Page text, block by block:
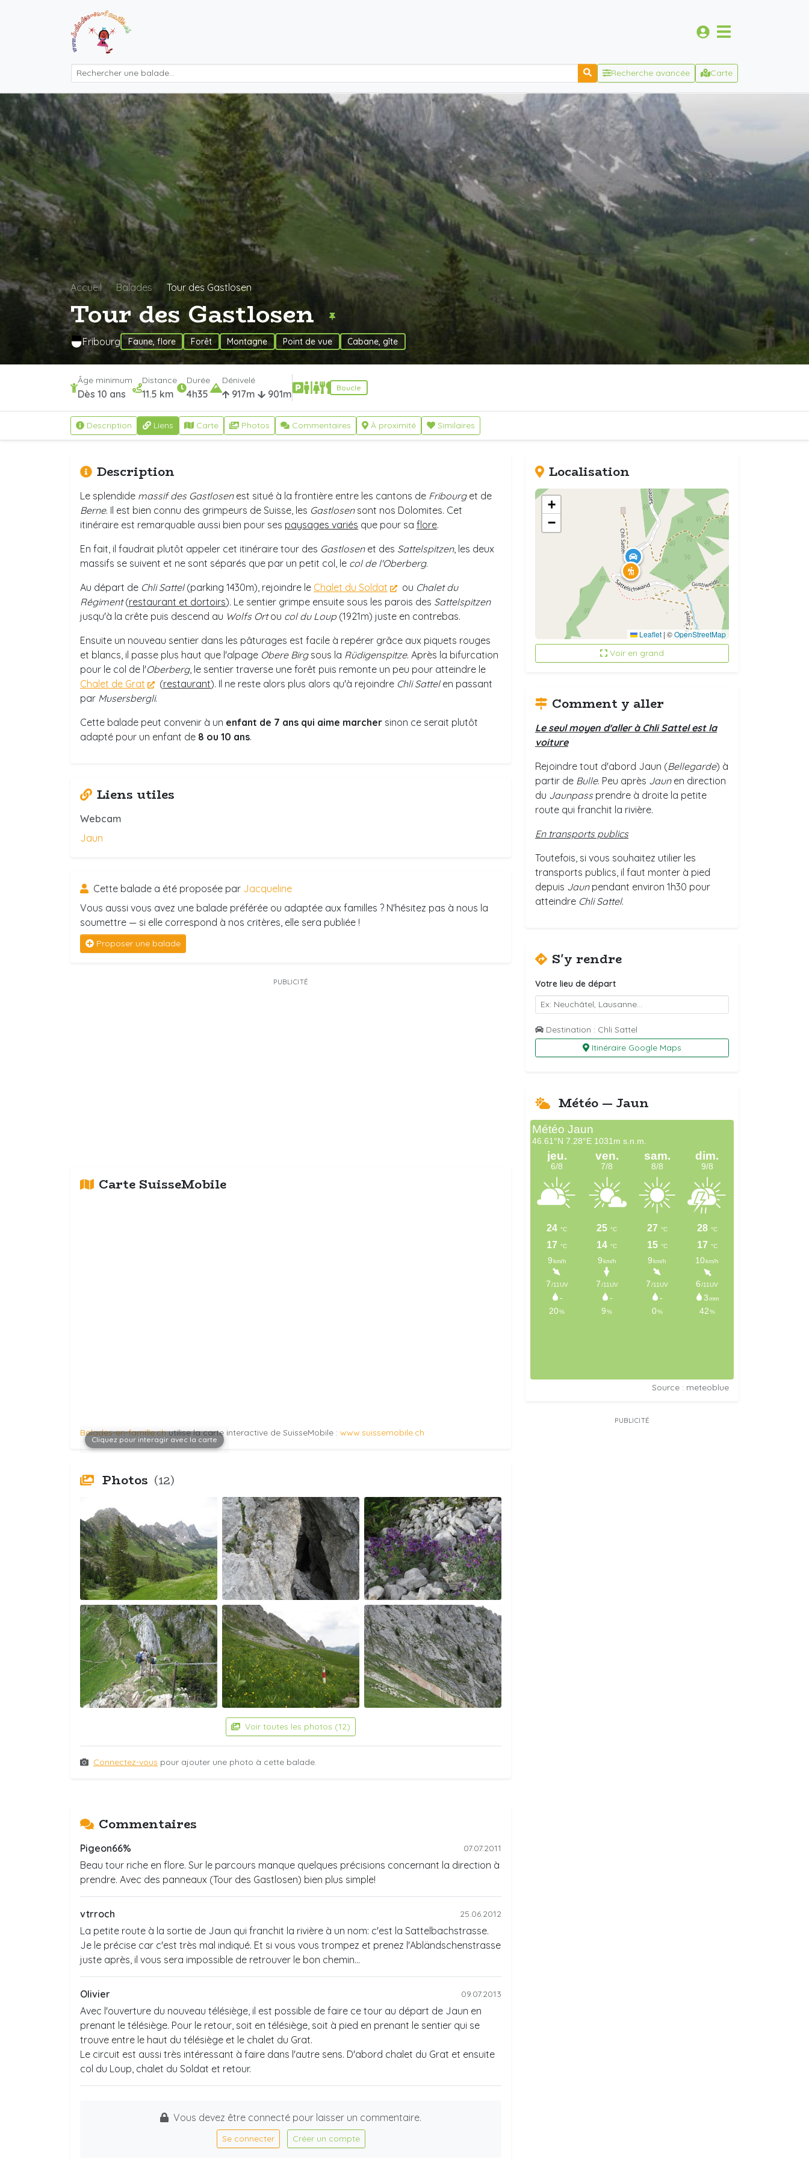
Recherche avancée Carte
Accueil Balades Tour des Gastlosen
Tour des Gastlosen
Fribourg Faune, flore Forêt Montagne Point de vue Cabane, gîte
Âge minimum
Dès 10 ans
Distance
11.5 km
Durée
4h35
Dénivelé
917m 901m
Boucle
Description Liens Carte Photos Commentaires À proximité Similaires
Description
Le splendide massif des Gastlosenest situé à la frontière entre les cantons de Fribourget de
Berne. Il est bien connu des grimpeurs de Suisse, les Gastlosensont nos Dolomites. Cet
itinéraire est remarquable aussi bien pour ses paysages variés que pour sa flore.
En fait, il faudrait plutôt appeler cet itinéraire tour des Gastlosenet des Sattelspitzen, les deux
massifs se suivent et ne sont séparés que par un petit col, le col de l'Oberberg.
Au départ de Chli Sattel(parking 1430m), rejoindre le Chalet du Soldat ou Chalet du
Régiment(restaurant et dortoirs). Le sentier grimpe ensuite sous les parois des Sattelspitzen
jusqu'à la crête puis descend au Wolfs Ortou col du Loup (1921m) juste en contrebas.
Ensuite un nouveau sentier dans les pâturages est facile à repérer grâce aux piquets rouges
et blancs, il passe plus haut que l'alpage Obere Birgsous la Rüdigenspitze. Après la bifurcation
pour le col de l'Oberberg, le sentier traverse une forêt puis remonte un peu pour atteindre le
Chalet de Grat
(restaurant). Il ne reste alors plus alors qu'à rejoindre Chli Sattelen passant
par Musersbergli.
Cette balade peut convenir à un enfant de 7 ans qui aime marcher sinon ce serait plutôt
adapté pour un enfant de 8 ou 10 ans.
Liens utiles
Webcam
Jaun
Cette balade a été proposée par Jacqueline
Vous aussi vous avez une balade préférée ou adaptée aux familles ? N'hésitez pas à nous la
soumettre — si elle correspond à nos critères, elle sera publiée !
Proposer une balade
PUBLICITÉ
Carte SuisseMobile
Cliquez pour interagir avec la carte
Balades-en-famille.chutilise la carte interactive de SuisseMobile : www.suissemobile.ch
Photos (12)
Voir toutes les photos (12)
Connectez-vous pour ajouter une photo à cette balade.
Localisation
+
−
Leaflet | ©OpenStreetMap
Voir en grand
Comment y aller
Le seul moyen d'aller à Chli Sattel est la
voiture
Rejoindre tout d'abord Jaun (Bellegarde) à
partir de Bulle. Peu après Jaunen direction
du Jaunpassprendre à droite la petite
route qui franchit la rivière.
En transports publics
Toutefois, si vous souhaitez utilier les
transports publics, il faut monter à pied
depuis Jaunpendant environ 1h30 pour
atteindre Chli Sattel.
S'y rendre
Votre lieu de départ
Destination : Chli Sattel
Itinéraire Google Maps
Météo — Jaun
Source : meteoblue
PUBLICITÉ
Commentaires
Pigeon66% 07.07.2011
Beau tour riche en flore. Sur le parcours manque quelques précisions concernant la direction à
prendre. Avec des panneaux (Tour des Gastlosen) bien plus simple!
vtrroch 25.06.2012
La petite route à la sortie de Jaun qui franchit la rivière à un nom: c'est la Sattelbachstrasse.
Je le précise car c'est très mal indiqué. Et si vous vous trompez et prenez l'Abländschenstrasse
juste après, il vous sera impossible de retrouver le bon chemin...
Olivier 09.07.2013
Avec l'ouverture du nouveau télésiège, il est possible de faire ce tour au départ de Jaun en
prenant le télésiège. Pour le retour, soit en télésiège, soit à pied en prenant le sentier qui se
trouve entre le haut du télésiège et le chalet du Grat.
Le circuit est aussi très intéressant à faire dans l'autre sens. D'abord chalet du Grat et ensuite
col du Loup, chalet du Soldat et retour.
Vous devez être connecté pour laisser un commentaire.
Se connecter Créer un compte